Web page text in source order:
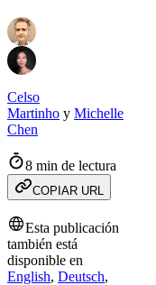
Celso
Martinho y Michelle
Chen
8 min de lectura
COPIAR URL
Esta publicación
también está
disponible en
English, Deutsch,